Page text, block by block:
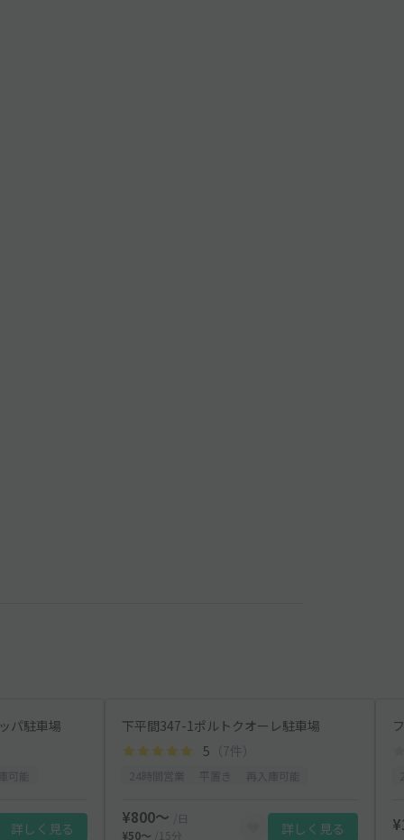
パ駐車場
詳しく見る
下平間347-1ポルトクオーレ駐車場
5 （7件）
¥800〜
/日
¥50〜
/15分 詳しく見る